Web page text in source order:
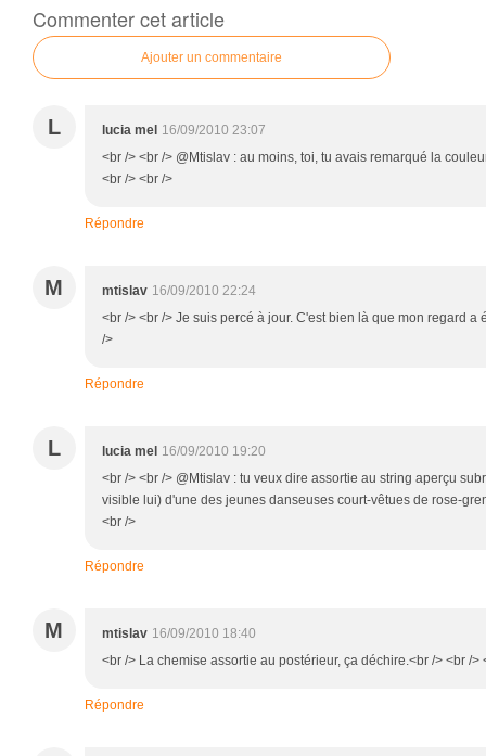
Commenter cet article
Ajouter un commentaire
L lucia mel 16/09/2010 23:07
<br /> <br /> @Mtislav : au moins, toi, tu avais remarqué la
<br /> <br />
Répondre
M mtislav 16/09/2010 22:24
<br /> <br /> Je suis percé à jour. C'est bien là que mon regard a
/>
Répondre
L lucia mel 16/09/2010 19:20
<br /> <br /> @Mtislav : tu veux dire assortie au string aperçu
visible lui) d'une des jeunes danseuses court-vêtues de rose-
<br />
Répondre
M mtislav 16/09/2010 18:40
<br /> La chemise assortie au postérieur, ça déchire.<br /> <br />
Répondre